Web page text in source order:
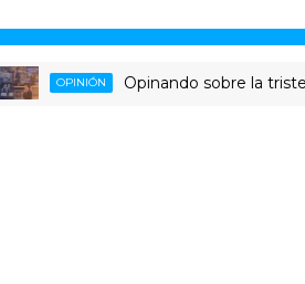
OPINIÓN Opinando sobre la triste